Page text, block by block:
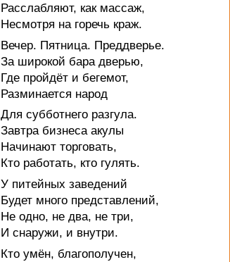
Расслабляют, как массаж,
Несмотря на горечь краж.
Вечер. Пятница. Преддверье.
За широкой бара дверью,
Где пройдёт и бегемот,
Разминается народ
Для субботнего разгула.
Завтра бизнеса акулы
Начинают торговать,
Кто работать, кто гулять.
У питейных заведений
Будет много представлений,
Не одно, не два, не три,
И снаружи, и внутри.
Кто умён, благополучен,